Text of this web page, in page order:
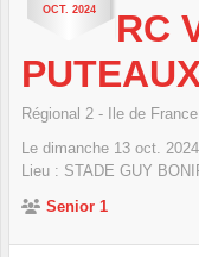
OCT. 2024
RC
Régional 2 - Ile de
Le dimanche 13 oct. 2024
Lieu : STADE GUY
Senior 1